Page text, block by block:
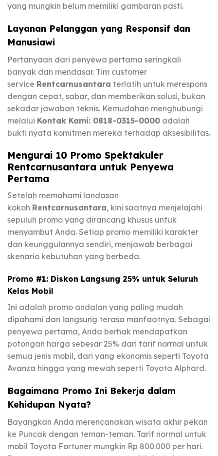
yang mungkin belum memiliki gambaran pasti.
Layanan Pelanggan yang Responsif dan
Manusiawi
Pertanyaan dari penyewa pertama seringkali
banyak dan mendasar. Tim customer
service Rentcarnusantara terlatih untuk merespons
dengan cepat, sabar, dan memberikan solusi, bukan
sekadar jawaban teknis. Kemudahan menghubungi
melalui Kontak Kami: 0818-0315-0000 adalah
bukti nyata komitmen mereka terhadap aksesibilitas.
Mengurai 10 Promo Spektakuler
Rentcarnusantara untuk Penyewa
Pertama
Setelah memahami landasan
kokoh Rentcarnusantara, kini saatnya menjelajahi
sepuluh promo yang dirancang khusus untuk
menyambut Anda. Setiap promo memiliki karakter
dan keunggulannya sendiri, menjawab berbagai
skenario kebutuhan yang berbeda.
Promo #1: Diskon Langsung 25% untuk Seluruh
Kelas Mobil
Ini adalah promo andalan yang paling mudah
dipahami dan langsung terasa manfaatnya. Sebagai
penyewa pertama, Anda berhak mendapatkan
potongan harga sebesar 25% dari tarif normal untuk
semua jenis mobil, dari yang ekonomis seperti Toyota
Avanza hingga yang mewah seperti Toyota Alphard.
Bagaimana Promo Ini Bekerja dalam
Kehidupan Nyata?
Bayangkan Anda merencanakan wisata akhir pekan
ke Puncak dengan teman-teman. Tarif normal untuk
mobil Toyota Fortuner mungkin Rp 800.000 per hari.